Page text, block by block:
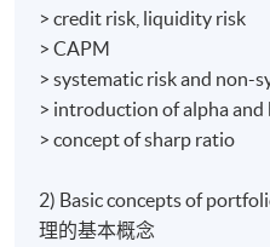
> credit risk, liquidity risk
> CAPM
> systematic risk and non-
> introduction of alpha and
> concept of sharp ratio
2) Basic concepts of
理的基本概念